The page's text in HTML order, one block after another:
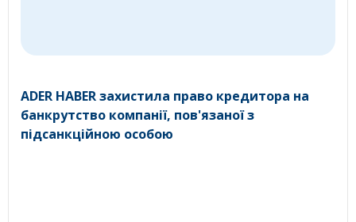
ADER HABER захистила право кредитора на
банкрутство компанії, пов'язаної з
підсанкційною особою